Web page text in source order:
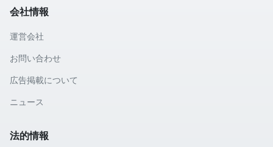
会社情報
運営会社
お問い合わせ
広告掲載について
ニュース
法的情報